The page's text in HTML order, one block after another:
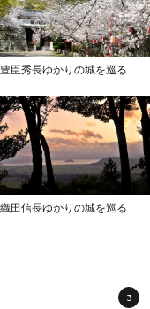
豊臣秀長ゆかりの城を巡る
織田信長ゆかりの城を巡る
3